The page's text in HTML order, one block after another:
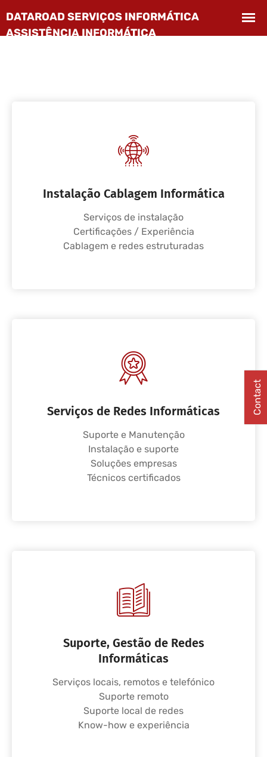
Instalação Cablagem Informática
Serviços de instalação
Certificações / Experiência
Cablagem e redes estruturadas
Serviços de Redes Informáticas
Suporte e Manutenção
Instalação e suporte
Soluções empresas
Técnicos certificados
Suporte, Gestão de Redes
Informáticas
Serviços locais, remotos e telefónico
Suporte remoto
Suporte local de redes
Know-how e experiência
Contact